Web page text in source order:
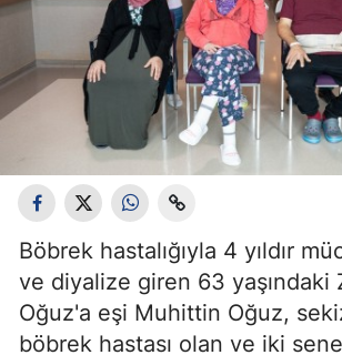
Böbrek hastalığıyla 4 yıldır
ve diyalize giren 63 yaşındaki
Oğuz'a eşi Muhittin Oğuz,
böbrek hastası olan ve iki